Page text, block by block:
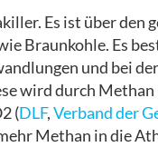
Es ist über
Braunkohle. Es
und bei
wird durch
(DLF,Verband der
Methan in die